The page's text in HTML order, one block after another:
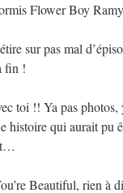
Flower Boy
sur pas mal
fin !
toi !! Ya pas
histoire qui aurait pu
Beautiful, rien à